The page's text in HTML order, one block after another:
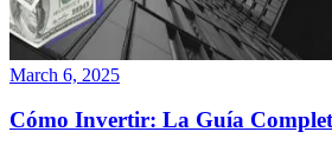
March 6, 2025
Cómo Invertir: La Guía